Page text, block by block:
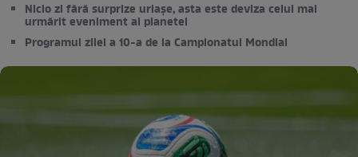
Nicio zi fără surprize uriașe, asta este deviza celui mai
urmărit eveniment al planetei
Programul zilei a 10-a de la Campionatul Mondial